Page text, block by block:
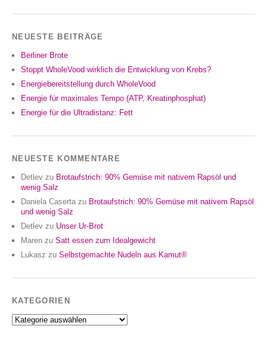
NEUESTE BEITRÄGE
Berliner Brote
Stoppt WholeVood wirklich die Entwicklung von Krebs?
Energiebereitstellung durch WholeVood
Energie für maximales Tempo (ATP, Kreatinphosphat)
Energie für die Ultradistanz: Fett
NEUESTE KOMMENTARE
Detlev zu Brotaufstrich: 90% Gemüse mit nativem Rapsöl und
wenig Salz
Daniela Caserta zu Brotaufstrich: 90% Gemüse mit nativem Rapsöl
und wenig Salz
Detlev zu Unser Ur-Brot
Maren zu Satt essen zum Idealgewicht
Lukasz zu Selbstgemachte Nudeln aus Kamut®
KATEGORIEN
Kategorien